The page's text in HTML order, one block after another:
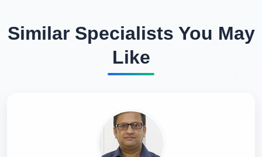
Similar Specialists You May
Like